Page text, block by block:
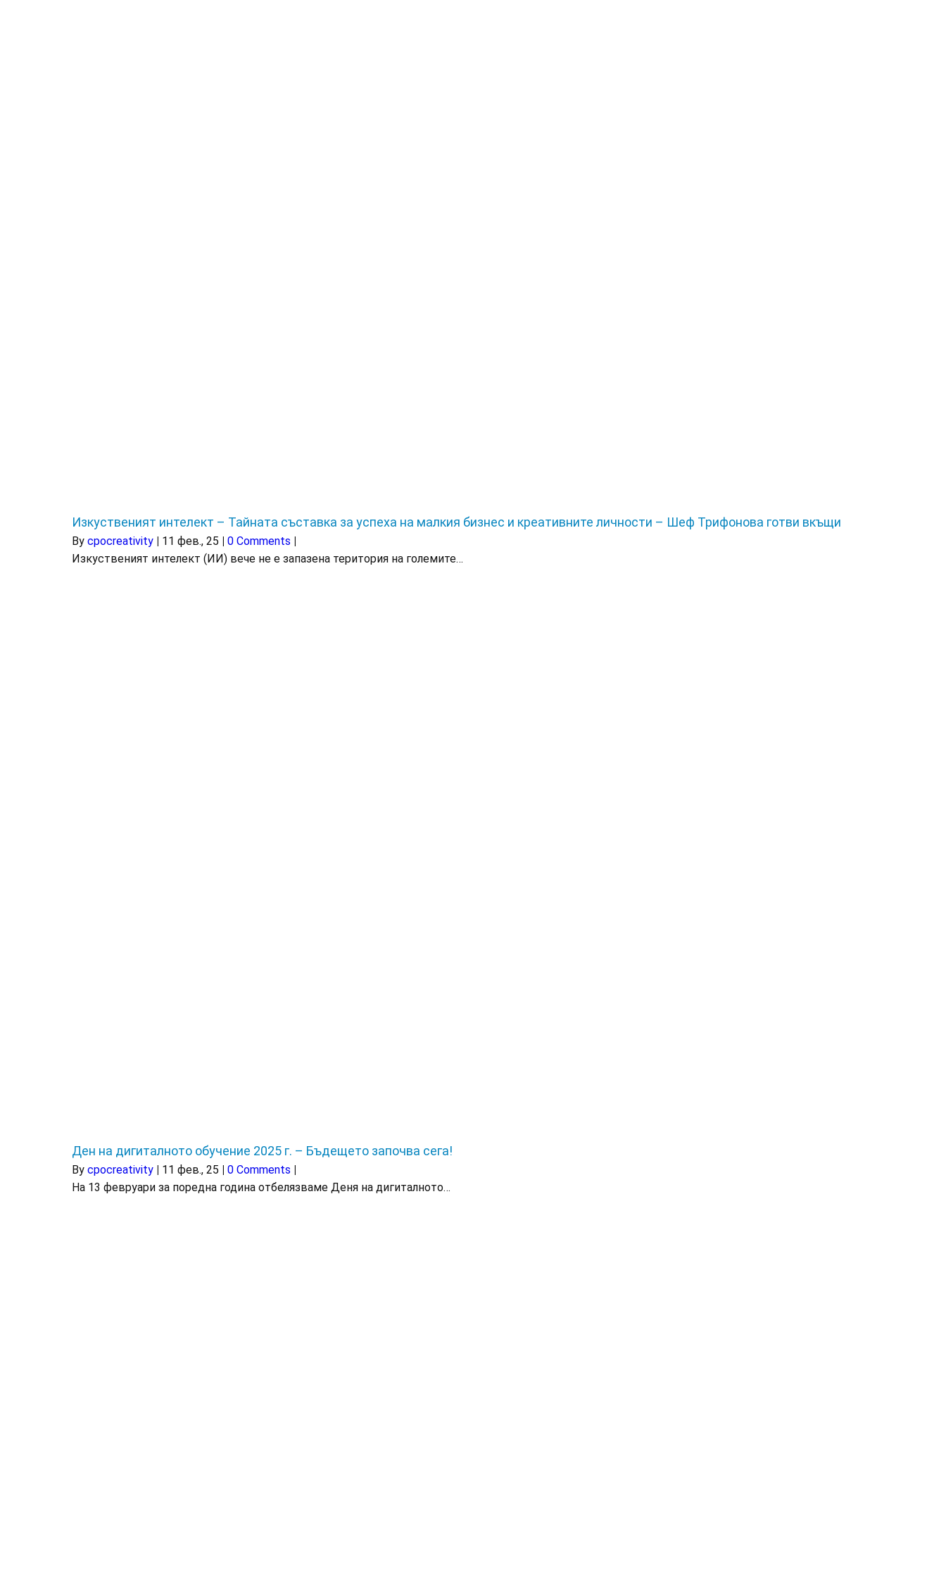
Изкуственият интелект – Тайната съставка за успеха на малкия бизнес и креативните личности – Шеф Трифонова готви вкъщи
By cpocreativity | 11 фев., 25 | 0 Comments |
Изкуственият интелект (ИИ) вече не е запазена територия на големите…
Ден на дигиталното обучение 2025 г. – Бъдещето започва сега!
By cpocreativity | 11 фев., 25 | 0 Comments |
На 13 февруари за поредна година отбелязваме Деня на дигиталното…